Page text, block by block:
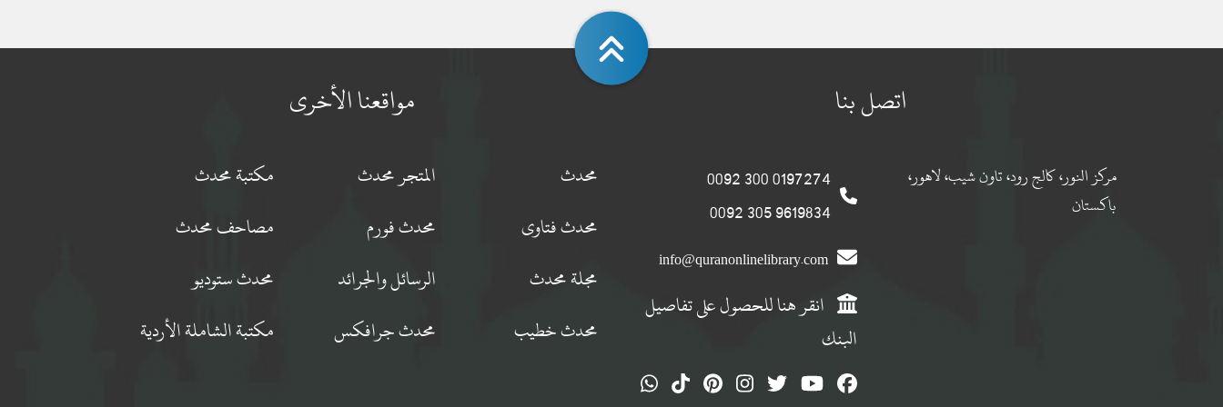
اتصل بنا
مركز النور، كالج رود، تاون شيب، لاهور،
باكستان
0197274 300 0092
9619834 305 0092
info@quranonlinelibrary.com
انقر هنا للحصول على تفاصيل
البنك
مواقعنا الأخرى
محدث المتجر محدث
مكتبة محدث
محدث فتاوى
محدث فورم
مصاحف محدث
مجلة محدث
الرسائل والجرائد
محدث ستوديو
محدث خطيب
محدث جرافكس مكتبة الشاملة الأردية